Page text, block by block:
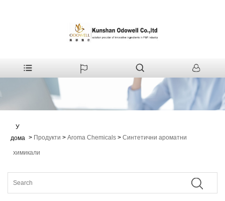
У
дома > Продукти > Aroma Chemicals > Синтетични ароматни
химикали